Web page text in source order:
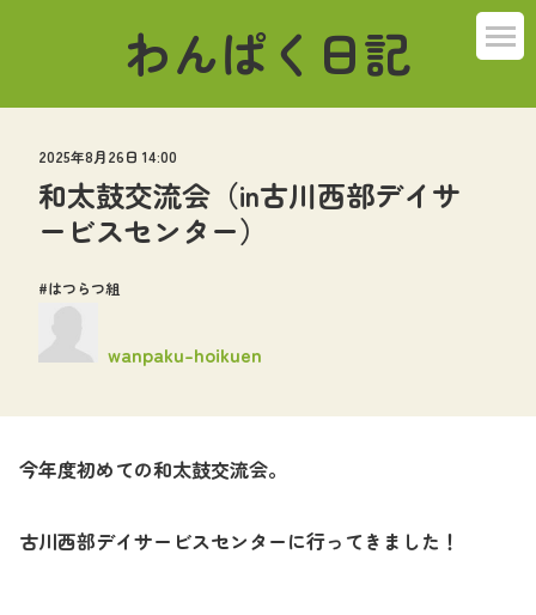
わんぱく日記
ばんび組
うさぎ組
くま組
2025年8月26日 14:00
和太鼓交流会（in古川西部デイサ
ービスセンター）
はつらつ組
wanpaku-hoikuen
今年度初めての和太鼓交流会。
古川西部デイサービスセンターに行ってきました！